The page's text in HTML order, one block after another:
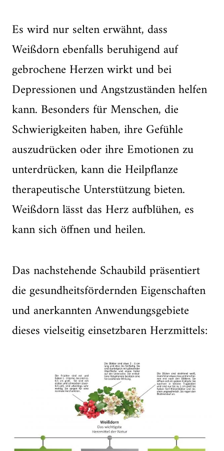
Es wird nur selten erwähnt, dass
Weißdorn ebenfalls beruhigend auf
gebrochene Herzen wirkt und bei
Depressionen und Angstzuständen helfen
kann. Besonders für Menschen, die
Schwierigkeiten haben, ihre Gefühle
auszudrücken oder ihre Emotionen zu
unterdrücken, kann die Heilpflanze
therapeutische Unterstützung bieten.
Weißdorn lässt das Herz aufblühen, es
kann sich öffnen und heilen.
Das nachstehende Schaubild präsentiert
die gesundheitsfördernden Eigenschaften
und anerkannten Anwendungsgebiete
dieses vielseitig einsetzbaren Herzmittels: